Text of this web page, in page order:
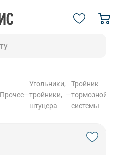
Прочее—
Угольники,
тройники,
штуцера
—
Тройник
тормозной
системы